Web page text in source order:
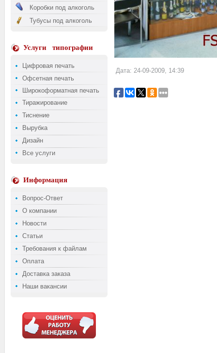
Коробки под алкоголь
Тубусы под алкоголь
Услуги типографии
Цифровая печать
Офсетная печать
Широкоформатная печать
Тиражирование
Тиснение
Вырубка
Дизайн
Все услуги
Информация
Вопрос-Ответ
О компании
Новости
Статьи
Требования к файлам
Оплата
Доставка заказа
Наши вакансии
Дата: 24-09-2009, 14:39